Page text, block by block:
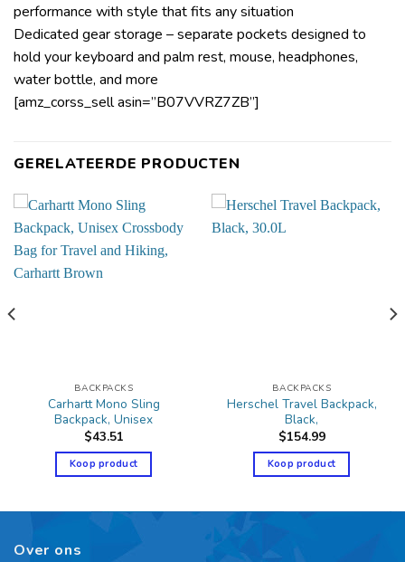
performance with style that fits any situation
Dedicated gear storage – separate pockets designed to
hold your keyboard and palm rest, mouse, headphones,
water bottle, and more
[amz_corss_sell asin=”B07VVRZ7ZB”]
GERELATEERDE PRODUCTEN
BACKPACKS
Carhartt Mono Sling
Backpack, Unisex
$43.51
Koop product
BACKPACKS
Herschel Travel Backpack,
Black,
$154.99
Koop product
Over ons